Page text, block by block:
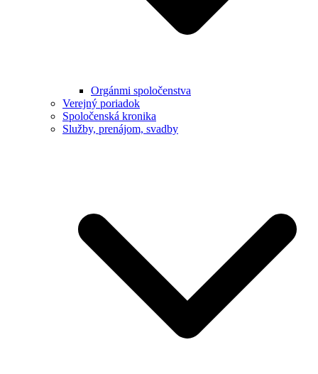
Orgánmi spoločenstva
Verejný poriadok
Spoločenská kronika
Služby, prenájom, svadby